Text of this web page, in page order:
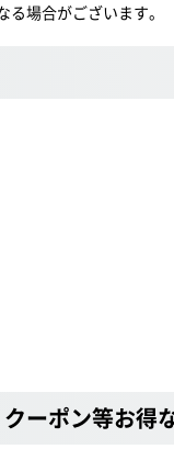
場合がございます。
ーポン等お得